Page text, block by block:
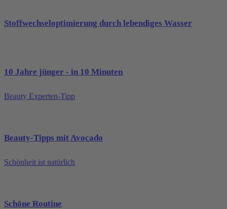
Stoffwechseloptimierung durch lebendiges Wasser
10 Jahre jünger - in 10 Minuten
Beauty Experten-Tipp
Beauty-Tipps mit Avocado
Schönheit ist natürlich
Schöne Routine